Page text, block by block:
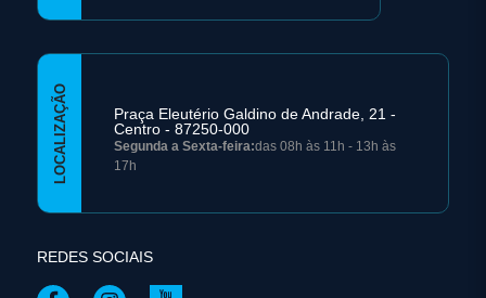
LOCALIZAÇÃO
Praça Eleutério Galdino de Andrade, 21 -
Centro - 87250-000
Segunda a Sexta-feira:das 08h às 11h - 13h às
17h
REDES SOCIAIS